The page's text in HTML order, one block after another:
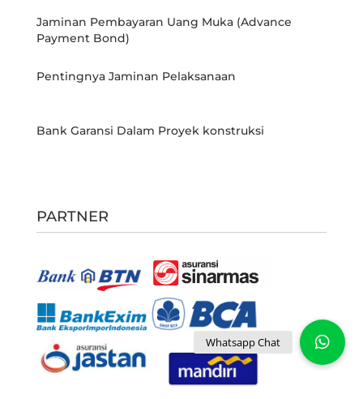
Jaminan Pembayaran Uang Muka (Advance
Payment Bond)
Pentingnya Jaminan Pelaksanaan
Bank Garansi Dalam Proyek konstruksi
PARTNER